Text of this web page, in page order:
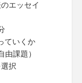
エッセイ
ていくか
由課題）
択